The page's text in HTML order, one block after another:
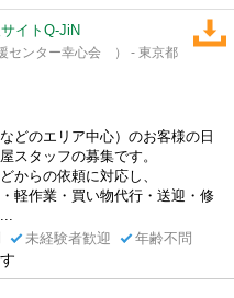
イトQ-JiN
センター幸心会 ） - 東京都
どのエリア中心）のお客様の日
スタッフの募集です。
からの依頼に対応し、
軽作業・買い物代行・送迎・修
未経験者歓迎 年齢不問